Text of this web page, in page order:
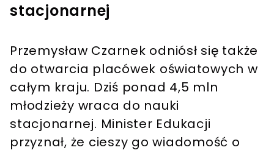
stacjonarnej
Przemysław Czarnek odniósł się także
do otwarcia placówek oświatowych w
całym kraju. Dziś ponad 4,5 mln
młodzieży wraca do nauki
stacjonarnej. Minister Edukacji
przyznał, że cieszy go wiadomość o